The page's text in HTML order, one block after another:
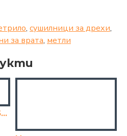
, сушилници за дрехи,
за врата, метли
Кутии за подаръци 3бр к-кт ЧНГ